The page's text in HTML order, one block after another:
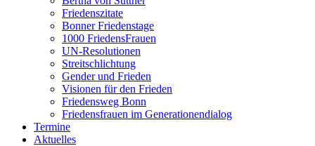
Friedenszitate
Bonner Friedenstage
1000 FriedensFrauen
UN-Resolutionen
Streitschlichtung
Gender und Frieden
Visionen für den Frieden
Friedensweg Bonn
Friedensfrauen im Generationendialog
Termine
Aktuelles